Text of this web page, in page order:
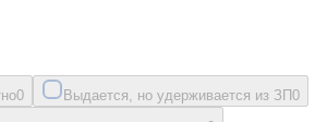
0 Выдается, но удерживается из ЗП0